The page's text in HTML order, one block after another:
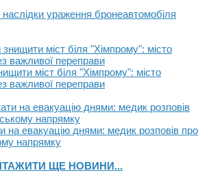
ураження бронеавтомобіля
міст біля "Хімпрому": місто
важливої переправи
на евакуацію днями: медик розповів про
напрямку
ЩЕ НОВИНИ...